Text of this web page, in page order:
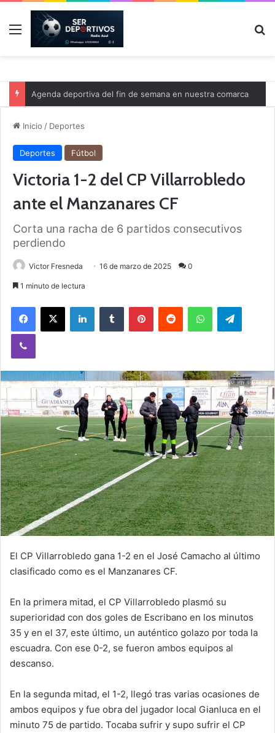
Menú
Agenda deportiva del fin de semana en nuestra comarca
Inicio / Deportes
Deportes Fútbol
Victoria 1-2 del CP Villarrobledo
ante el Manzanares CF
Corta una racha de 6 partidos consecutivos
perdiendo
Victor Fresneda 16 de marzo de 2025 0
1 minuto de lectura
El CP Villarrobledo gana 1-2 en el José Camacho al último
clasificado como es el Manzanares CF.
En la primera mitad, el CP Villarrobledo plasmó su
superioridad con dos goles de Escribano en los minutos
35 y en el 37, este último, un auténtico golazo por toda la
escuadra. Con ese 0-2, se fueron ambos equipos al
descanso.
En la segunda mitad, el 1-2, llegó tras varias ocasiones de
ambos equipos y fue obra del jugador local Gianluca en el
minuto 75 de partido. Tocaba sufrir y supo sufrir el CP